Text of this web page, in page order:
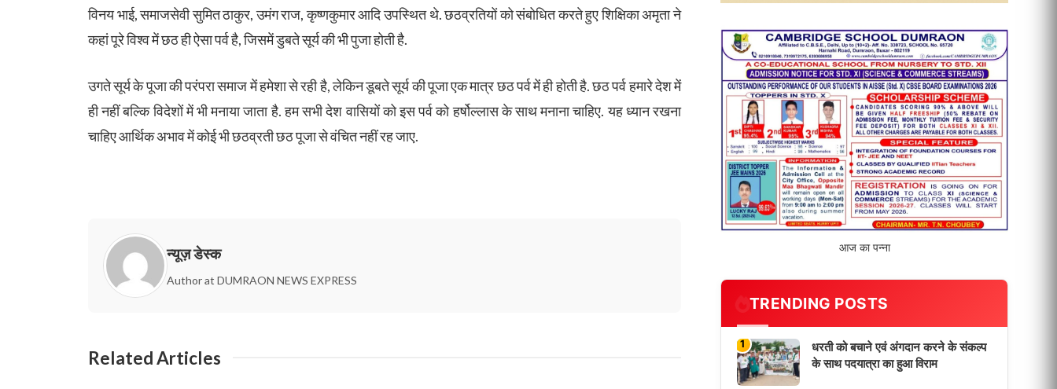
विनय भाई, समाजसेवी सुमित ठाकुर, उमंग राज, कृष्णकुमार आदि उपस्थित थे. छठव्रतियों को संबोधित करते हुए शिक्षिका अमृता ने
कहां पूरे विश्व में छठ ही ऐसा पर्व है, जिसमें डुबते सूर्य की भी पुजा होती है.
उगते सूर्य के पूजा की परंपरा समाज में हमेशा से रही है, लेकिन डूबते सूर्य की पूजा एक मात्र छठ पर्व में ही होती है. छठ पर्व हमारे देश में
ही नहीं बल्कि विदेशों में भी मनाया जाता है. हम सभी देश वासियों को इस पर्व को हर्षोल्लास के साथ मनाना चाहिए. यह ध्यान रखना
चाहिए आर्थिक अभाव में कोई भी छठव्रती छठ पूजा से वंचित नहीं रह जाए.
न्यूज़ डेस्क
Author at DUMRAON NEWS EXPRESS
Related Articles
धरती को बचाने एवं अंगदान करने के संकल्प
के साथ पदयात्रा का हुआ विराम
2
‘एक पेड़ मां के नाम’ अभियान के तहत मध्य
विद्यालय नाथनगर 01 में हुआ पौधारोपण
3
भारत 1947 बनाम भारत 2047 विषय पर
पेंटिंग प्रतियोगिता आयोजित, विद्यार्थियों ने
उकेरा विकसित भारत का सपना
विद्यालय को गोद लेकर बच्चों के उज्ज्वल
मांगों को लेकर नियोजित शिक्षकों ने भरी
हुंकार, बक्सर में एकदिवसीय सम्मेलन,